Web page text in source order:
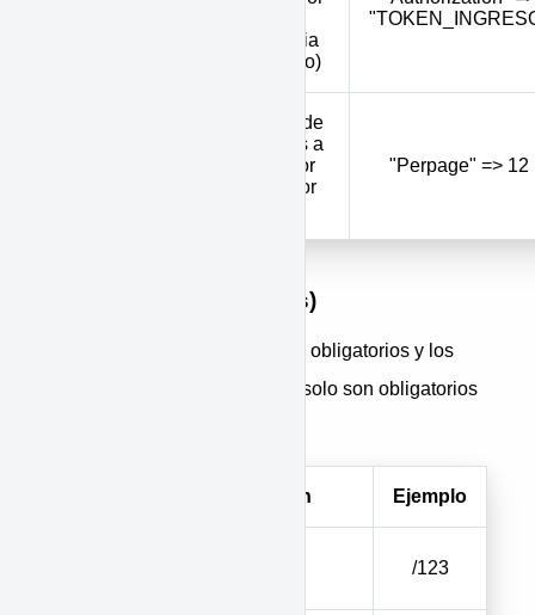
inmobiliaria
(obligatorio)
Cantidad de
resultados a
mostrar por
página (por
"Perpage" => 12
Por Body (Form params)
son obligatorios y los
solo son obligatorios
Descripción Ejemplo
/123